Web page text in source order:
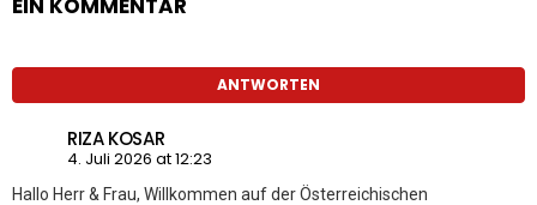
EIN KOMMENTAR
ANTWORTEN
RIZA KOSAR
4. Juli 2026 at 12:23
Hallo Herr & Frau, Willkommen auf der Österreichischen